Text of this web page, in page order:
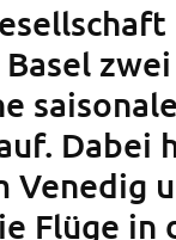
zwei
saisonale
Dabei
Venedig
Flüge in